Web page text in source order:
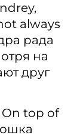
always
рада
на
друг
On top of